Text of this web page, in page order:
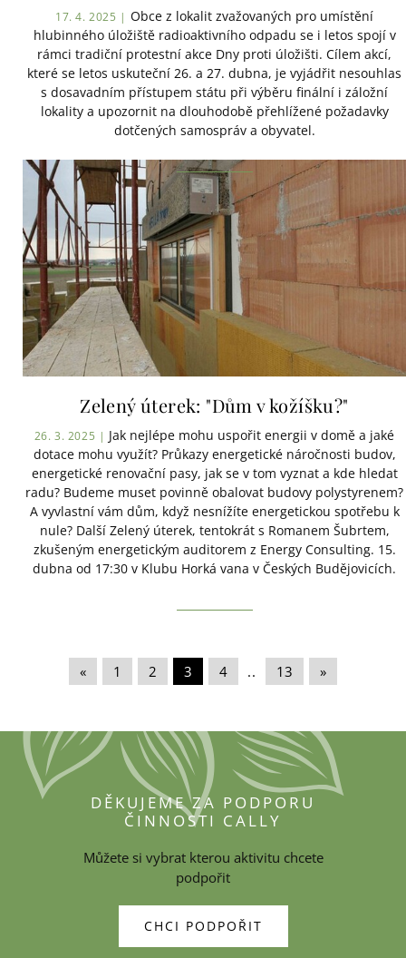
17. 4. 2025 | Obce z lokalit zvažovaných pro umístění
hlubinného úložiště radioaktivního odpadu se i letos spojí v
rámci tradiční protestní akce Dny proti úložišti. Cílem akcí,
které se letos uskuteční 26. a 27. dubna, je vyjádřit nesouhlas
s dosavadním přístupem státu při výběru finální i záložní
lokality a upozornit na dlouhodobě přehlížené požadavky
dotčených samospráv a obyvatel.
Zelený úterek: "Dům v kožíšku?"
26. 3. 2025 | Jak nejlépe mohu uspořit energii v domě a jaké
dotace mohu využít? Průkazy energetické náročnosti budov,
energetické renovační pasy, jak se v tom vyznat a kde hledat
radu? Budeme muset povinně obalovat budovy polystyrenem?
A vyvlastní vám dům, když nesnížíte energetickou spotřebu k
nule? Další Zelený úterek, tentokrát s Romanem Šubrtem,
zkušeným energetickým auditorem z Energy Consulting. 15.
dubna od 17:30 v Klubu Horká vana v Českých Budějovicích.
« 1 2 3 4 .. 13 »
DĚKUJEME ZA PODPORU
ČINNOSTI CALLY
Můžete si vybrat kterou aktivitu chcete
podpořit
CHCI PODPOŘIT